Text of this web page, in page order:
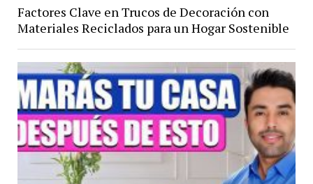
Factores Clave en Trucos de Decoración con
Materiales Reciclados para un Hogar Sostenible